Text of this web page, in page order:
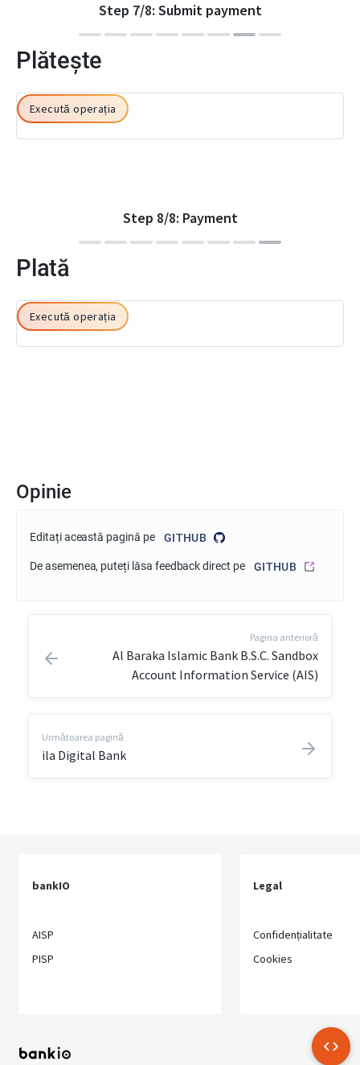
Step 7/8: Submit payment
Plătește
Execută operația
Step 8/8: Payment
Plată
Execută operația
Opinie
Editați această pagină pe GITHUB
De asemenea, puteți lăsa feedback direct pe GITHUB
Pagina anterioră
Al Baraka Islamic Bank B.S.C. Sandbox
Account Information Service (AIS)
Următoarea pagină
ila Digital Bank
bankIO
AISP
PISP
Legal
Confidențialitate
Cookies